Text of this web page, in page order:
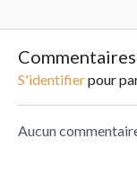
bien commencer la
S'identifierpour
Aucun